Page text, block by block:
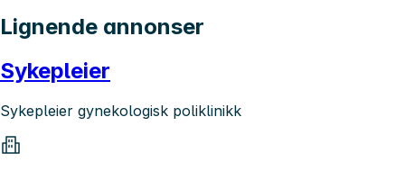
Lignende annonser
Sykepleier
Sykepleier gynekologisk poliklinikk